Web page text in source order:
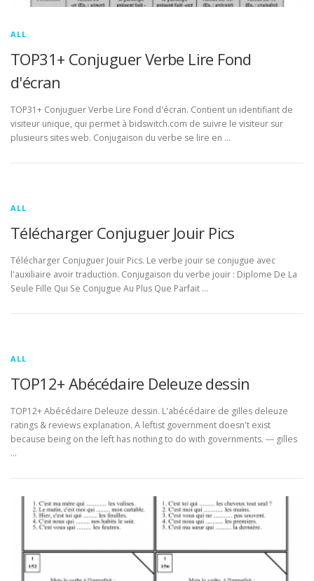
ALL
TOP31+ Conjuguer Verbe Lire Fond
d'écran
TOP31+ Conjuguer Verbe Lire Fond d'écran. Contient un identifiant de
visiteur unique, qui permet à bidswitch.com de suivre le visiteur sur
plusieurs sites web. Conjugaison du verbe se lire en …
ALL
Télécharger Conjuguer Jouir Pics
Télécharger Conjuguer Jouir Pics. Le verbe jouir se conjugue avec
l'auxiliaire avoir traduction. Conjugaison du verbe jouir : Diplome De La
Seule Fille Qui Se Conjugue Au Plus Que Parfait …
ALL
TOP12+ Abécédaire Deleuze dessin
TOP12+ Abécédaire Deleuze dessin. L'abécédaire de gilles deleuze
ratings & reviews explanation. A leftist government doesn't exist
because being on the left has nothing to do with governments. ― gilles
…